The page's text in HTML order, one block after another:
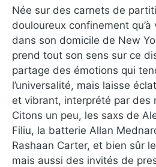
Née sur des carnets de
douloureux confinement
dans son domicile de New
prend tout son sens sur ce
partage des émotions qui
l’universalité, mais laisse
et vibrant, interprété par des
Citons un peu, les saxs de
Filiu, la batterie Allan
Rashaan Carter, et bien sûr
mais aussi des invités de